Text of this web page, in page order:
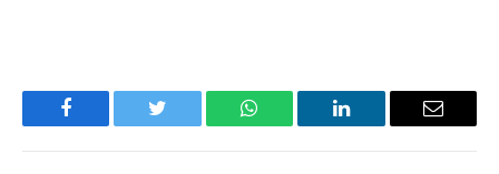
Facebook Twitter WhatsApp LinkedIn Email